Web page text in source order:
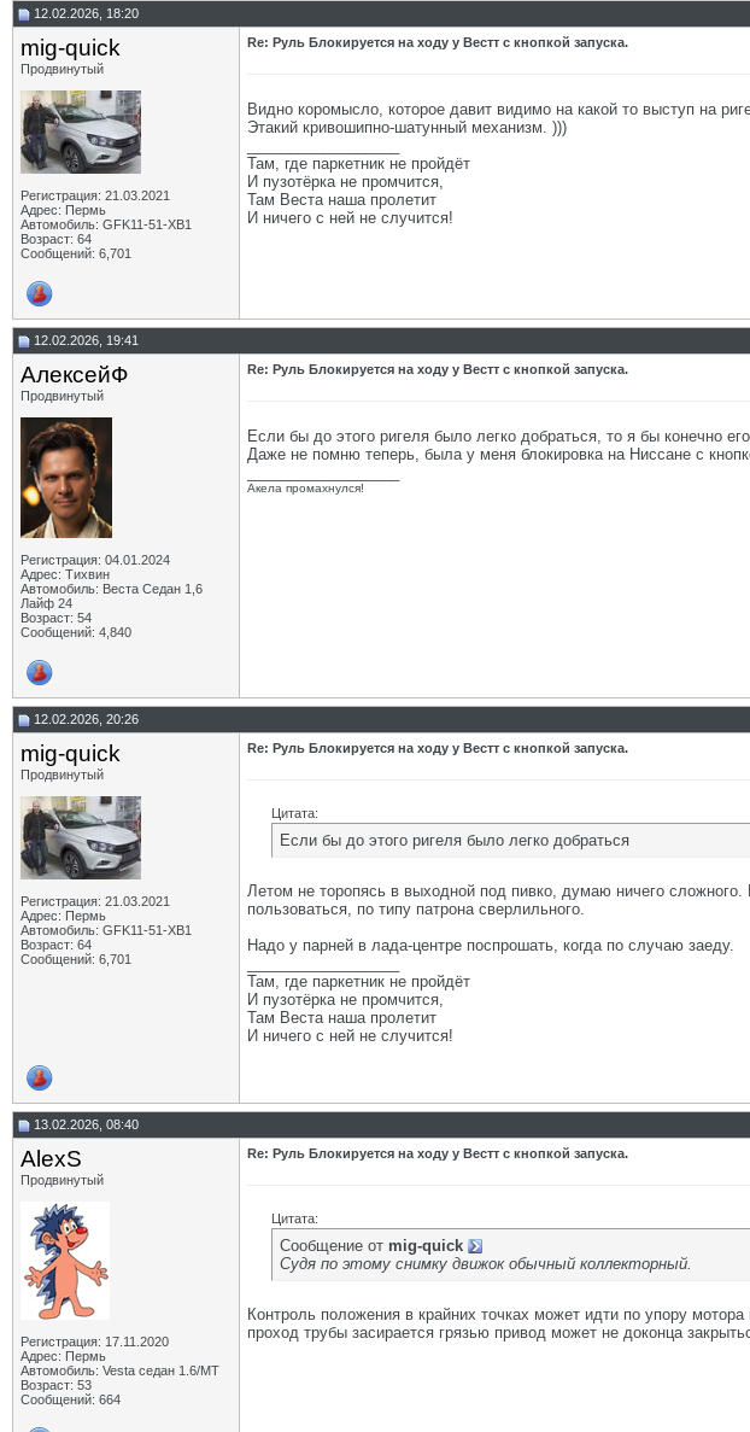
12.02.2026, 18:20
mig-quick
Продвинутый
Регистрация: 21.03.2021
Адрес: Пермь
Автомобиль: GFK11-51-ХВ1
Возраст: 64
Сообщений: 6,701
Re: Руль Блокируется на ходу у Вестт с кнопкой запуска.
Видно коромысло, которое давит видимо на какой то выступ на
Этакий кривошипно-шатунный механизм. )))
Там, где паркетник не пройдёт
И пузотёрка не промчится,
Там Веста наша пролетит
И ничего с ней не случится!
12.02.2026, 19:41
АлексейФ
Продвинутый
Регистрация: 04.01.2024
Адрес: Тихвин
Автомобиль: Веста Седан 1,6
Лайф 24
Возраст: 54
Сообщений: 4,840
Re: Руль Блокируется на ходу у Вестт с кнопкой запуска.
Если бы до этого ригеля было легко добраться, то я бы конечно
Даже не помню теперь, была у меня блокировка на Ниссане с
Акела промахнулся!
12.02.2026, 20:26
mig-quick
Продвинутый
Регистрация: 21.03.2021
Адрес: Пермь
Автомобиль: GFK11-51-ХВ1
Возраст: 64
Сообщений: 6,701
Re: Руль Блокируется на ходу у Вестт с кнопкой запуска.
Цитата:
Если бы до этого ригеля было легко добраться
Летом не торопясь в выходной под пивко, думаю ничего
пользоваться, по типу патрона сверлильного.
Надо у парней в лада-центре поспрошать, когда по случаю заеду.
Там, где паркетник не пройдёт
И пузотёрка не промчится,
Там Веста наша пролетит
И ничего с ней не случится!
13.02.2026, 08:40
AlexS
Продвинутый
Регистрация: 17.11.2020
Адрес: Пермь
Автомобиль: Vesta седан 1.6/МТ
Возраст: 53
Сообщений: 664
Re: Руль Блокируется на ходу у Вестт с кнопкой запуска.
Цитата:
Сообщение от mig-quick
Судя по этому снимку движок обычный коллекторный.
Контроль положения в крайних точках может идти по упору
проход трубы засирается грязью привод может не доконца